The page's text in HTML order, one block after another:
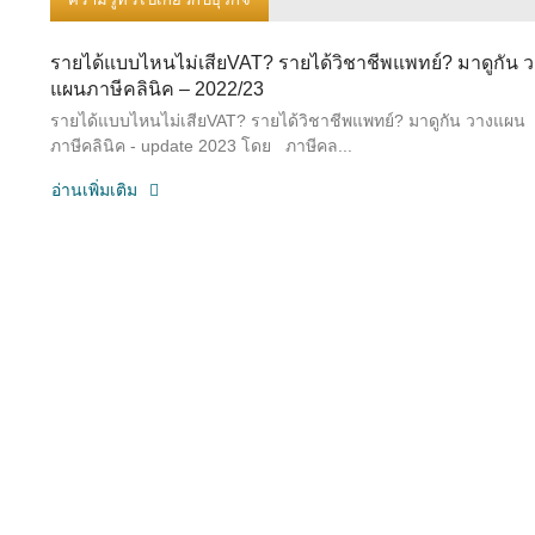
รายได้แบบไหนไม่เสียVAT? รายได้วิชาชีพแพทย์? มาดูกัน
แผนภาษีคลินิค – 2022/23
รายได้แบบไหนไม่เสียVAT? รายได้วิชาชีพแพทย์? มาดูกัน วางแผน
ภาษีคลินิค - update 2023 โดย ภาษีคล...
อ่านเพิ่มเติม